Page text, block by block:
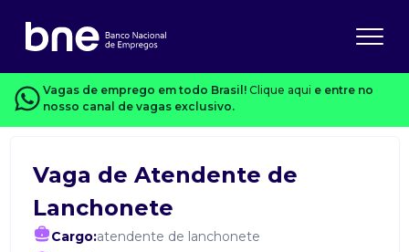
Vagas de emprego em todo Brasil! Clique aqui e entre no
nosso canal de vagas exclusivo.
Vaga de Atendente de
Lanchonete
Cargo:atendente de lanchonete